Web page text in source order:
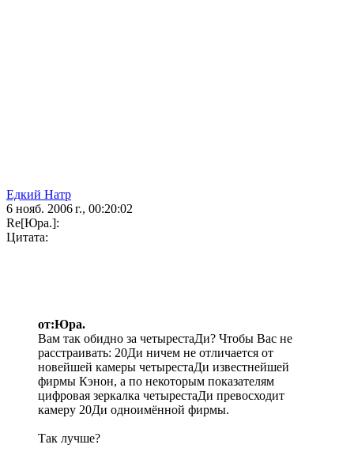
Едкий Натр
6 нояб. 2006 г., 00:20:02
Re[Юра.]:
Цитата:
от:Юра.
Вам так обидно за четырестаДи? Чтобы Вас не
расстраивать: 20Ди ничем не отличается от
новейшей камеры четырестаДи известнейшей
фирмы Кэнон, а по некоторым показателям
цифровая зеркалка четырестаДи превосходит
камеру 20Ди одноимённой фирмы.
Так лучше?